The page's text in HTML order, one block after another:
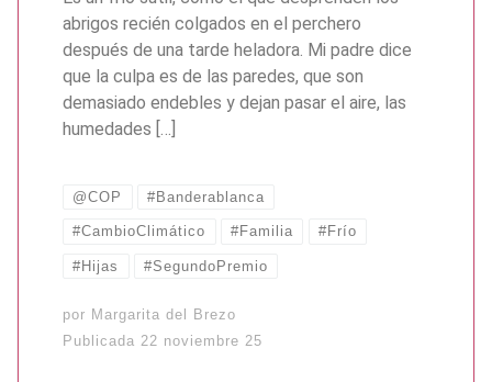
abrigos recién colgados en el perchero
después de una tarde heladora. Mi padre dice
que la culpa es de las paredes, que son
demasiado endebles y dejan pasar el aire, las
humedades […]
@COP #Banderablanca
#CambioClimático #Familia #Frío
#Hijas #SegundoPremio
por Margarita del Brezo
Publicada 22 noviembre 25